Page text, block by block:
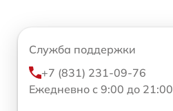
Служба поддержки
+7 (831) 231-09-76
Ежедневно с 9:00 до 21:00